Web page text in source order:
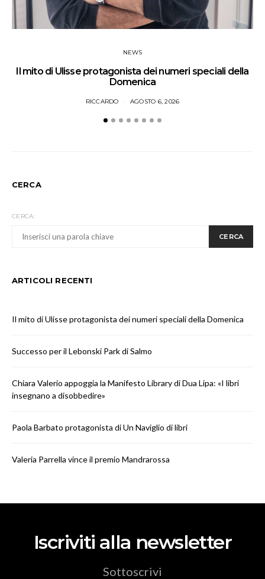
NEWS
Il mito di Ulisse protagonista dei numeri speciali della
Domenica
RICCARDO AGOSTO 6, 2026
CERCA
CERCA:
CERCA
ARTICOLI RECENTI
Il mito di Ulisse protagonista dei numeri speciali della Domenica
Successo per il Lebonski Park di Salmo
Chiara Valerio appoggia la Manifesto Library di Dua Lipa: «I libri
insegnano a disobbedire»
Paola Barbato protagonista di Un Naviglio di libri
Valeria Parrella vince il premio Mandrarossa
Iscriviti alla newsletter
Sottoscrivi